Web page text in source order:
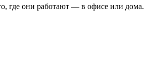
где они работают — в офисе или дома.